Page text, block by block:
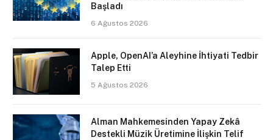
Başladı
6 Ağustos 2026
Apple, OpenAI’a Aleyhine İhtiyati Tedbir
Talep Etti
5 Ağustos 2026
Alman Mahkemesinden Yapay Zekâ
Destekli Müzik Üretimine İlişkin Telif